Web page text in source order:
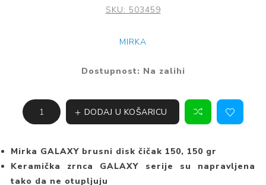
SKU: 503459
MIRKA
Dostupnost: Na zalihi
DODAJ U KOŠARICU
Mirka GALAXY brusni disk čičak 150, 150 gr
Keramička zrnca GALAXY serije su napravljena
tako da ne otupljuju